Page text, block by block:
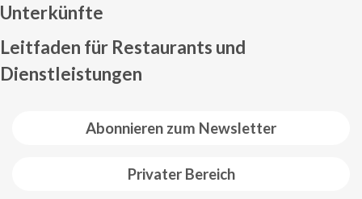
Abonnieren zum Newsletter
Privater Bereich
Unterkünfte
Leitfaden für Restaurants und
Dienstleistungen